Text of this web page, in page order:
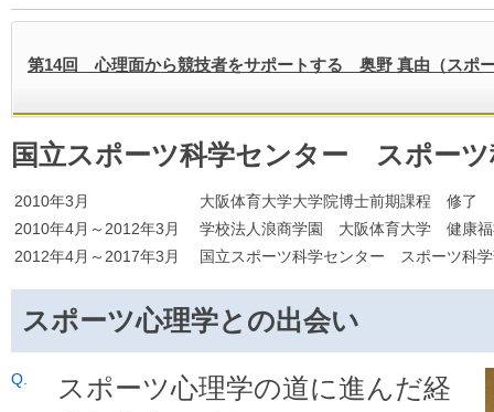
第14回 心理面から競技者をサポートする 奥野 真由（スポ
国立スポーツ科学センター スポー
2010年3月
大阪体育大学大学院博士前期課程 修了
2010年4月～2012年3月
学校法人浪商学園 大阪体育大学 健康
2012年4月～2017年3月
国立スポーツ科学センター スポーツ科
スポーツ心理学との出会い
スポーツ心理学の道に進んだ経